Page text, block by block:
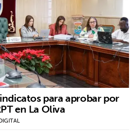
para aprobar por
en La Oliva